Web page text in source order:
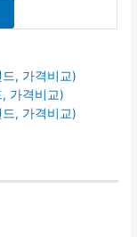
, 가격비교)
가격비교)
, 가격비교)